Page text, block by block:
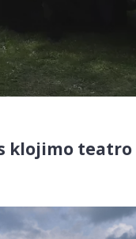
klojimo teatro